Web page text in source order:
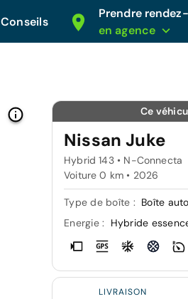
Conseils
Prendre
en agence
Ce
Nissan Juke
Hybrid 143 • N-Connecta
Voiture 0 km • 2026
Type de boîte : Boîte
Energie :
Hybride
LIVRAISON